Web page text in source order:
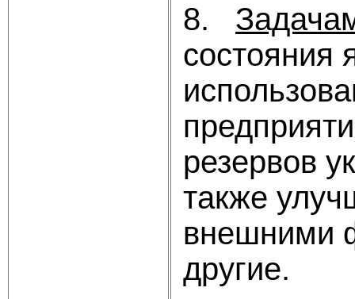
8.
состояния
резервов
также
внешними
другие.